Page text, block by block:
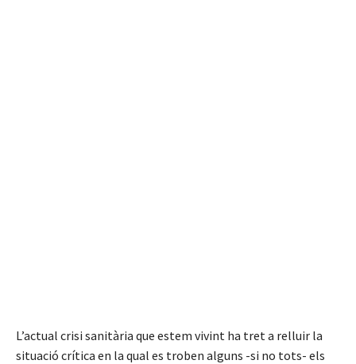
L’actual crisi sanitària que estem vivint ha tret a relluir la
situació crítica en la qual es troben alguns -si no tots- els